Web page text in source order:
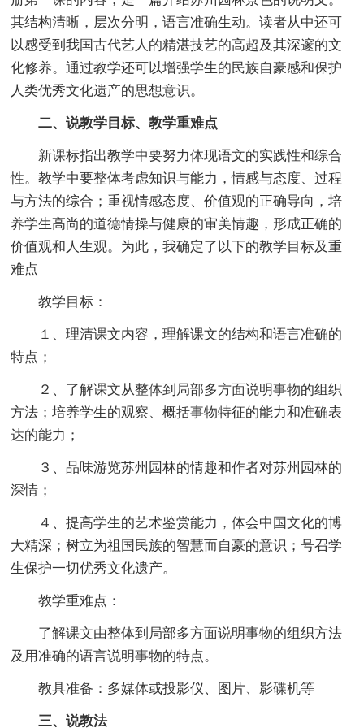
其结构清晰，层次分明，语言准确生动。读者从中还可
以感受到我国古代艺人的精湛技艺的高超及其深邃的文
化修养。通过教学还可以增强学生的民族自豪感和保护
人类优秀文化遗产的思想意识。
二、说教学目标、教学重难点
新课标指出教学中要努力体现语文的实践性和综合
性。教学中要整体考虑知识与能力，情感与态度、过程
与方法的综合；重视情感态度、价值观的正确导向，培
养学生高尚的道德情操与健康的审美情趣，形成正确的
价值观和人生观。为此，我确定了以下的教学目标及重
难点
教学目标：
１、理清课文内容，理解课文的结构和语言准确的
特点；
２、了解课文从整体到局部多方面说明事物的组织
方法；培养学生的观察、概括事物特征的能力和准确表
达的能力；
３、品味游览苏州园林的情趣和作者对苏州园林的
深情；
４、提高学生的艺术鉴赏能力，体会中国文化的博
大精深；树立为祖国民族的智慧而自豪的意识；号召学
生保护一切优秀文化遗产。
教学重难点：
了解课文由整体到局部多方面说明事物的组织方法
及用准确的语言说明事物的特点。
教具准备：多媒体或投影仪、图片、影碟机等
三、说教法